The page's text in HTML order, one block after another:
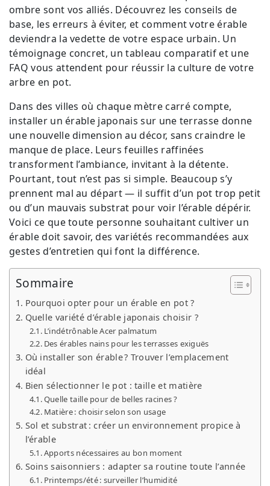
ombre sont vos alliés. Découvrez les conseils de
base, les erreurs à éviter, et comment votre érable
deviendra la vedette de votre espace urbain. Un
témoignage concret, un tableau comparatif et une
FAQ vous attendent pour réussir la culture de votre
arbre en pot.
Dans des villes où chaque mètre carré compte,
installer un érable japonais sur une terrasse donne
une nouvelle dimension au décor, sans craindre le
manque de place. Leurs feuilles raffinées
transforment l’ambiance, invitant à la détente.
Pourtant, tout n’est pas si simple. Beaucoup s’y
prennent mal au départ — il suffit d’un pot trop petit
ou d’un mauvais substrat pour voir l’érable dépérir.
Voici ce que toute personne souhaitant cultiver un
érable doit savoir, des variétés recommandées aux
gestes d’entretien qui font la différence.
Sommaire
Pourquoi opter pour un érable en pot ?
Quelle variété d’érable japonais choisir ?
L’indétrônable Acer palmatum
Des érables nains pour les terrasses exiguës
Où installer son érable ? Trouver l’emplacement
idéal
Bien sélectionner le pot : taille et matière
Quelle taille pour de belles racines ?
Matière : choisir selon son usage
Sol et substrat : créer un environnement propice à
l’érable
Apports nécessaires au bon moment
Soins saisonniers : adapter sa routine toute l’année
Printemps/été : surveiller l’humidité